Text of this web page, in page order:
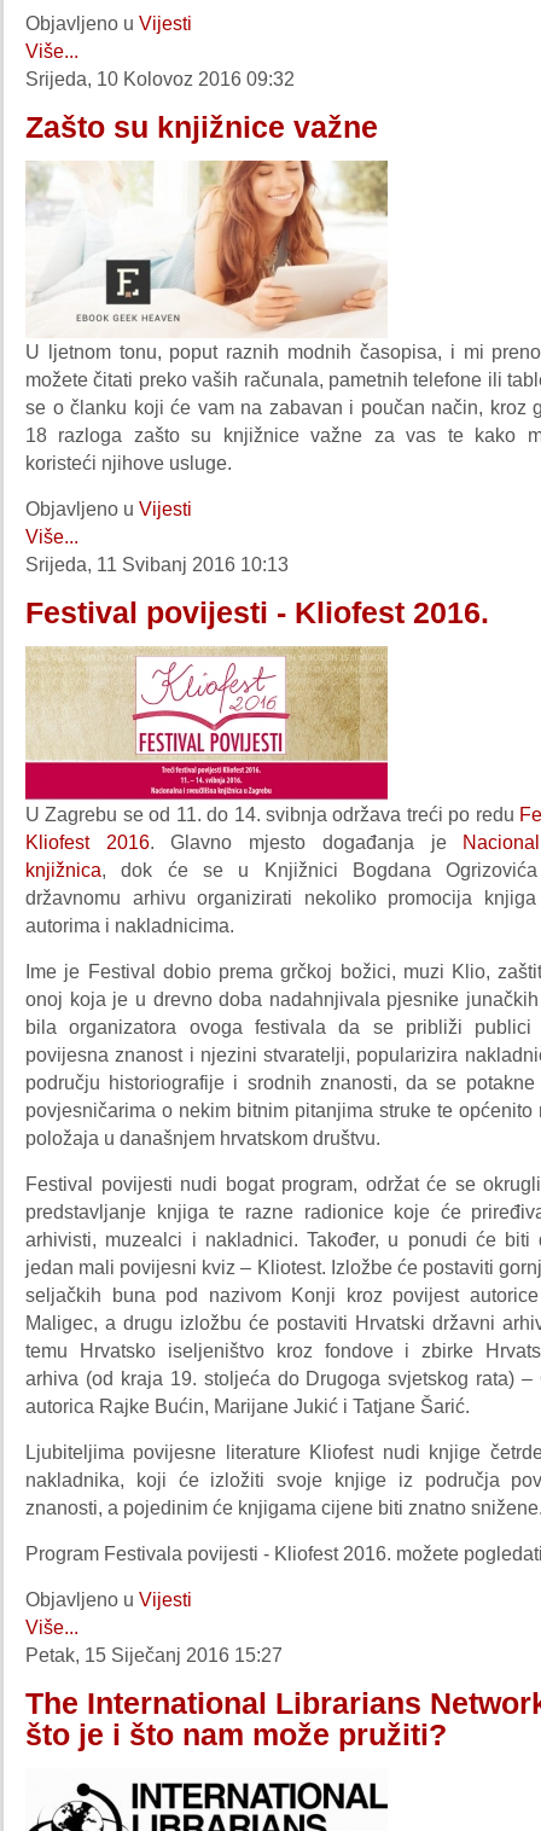
Objavljeno u Vijesti
Više...
Srijeda, 10 Kolovoz 2016 09:32
Zašto su knjižnice važne
U ljetnom tonu, poput raznih modnih časopisa, i mi
možete čitati preko vaših računala, pametnih telefone ili
se o članku koji će vam na zabavan i poučan način, kroz
18 razloga zašto su knjižnice važne za vas te kako
koristeći njihove usluge.
Objavljeno u Vijesti
Više...
Srijeda, 11 Svibanj 2016 10:13
Festival povijesti - Kliofest 2016.
U Zagrebu se od 11. do 14. svibnja održava treći po redu
Kliofest 2016. Glavno mjesto događanja je
knjižnica, dok će se u Knjižnici Bogdana
državnomu arhivu organizirati nekoliko promocija
autorima i nakladnicima.
Ime je Festival dobio prema grčkoj božici, muzi Klio,
onoj koja je u drevno doba nadahnjivala pjesnike
bila organizatora ovoga festivala da se približi publici
povijesna znanost i njezini stvaratelji, popularizira
području historiografije i srodnih znanosti, da se potakne
povjesničarima o nekim bitnim pitanjima struke te općenito
položaja u današnjem hrvatskom društvu.
Festival povijesti nudi bogat program, održat će se
predstavljanje knjiga te razne radionice koje će
arhivisti, muzealci i nakladnici. Također, u ponudi će biti
jedan mali povijesni kviz – Kliotest. Izložbe će postaviti
seljačkih buna pod nazivom Konji kroz povijest
Maligec, a drugu izložbu će postaviti Hrvatski državni
temu Hrvatsko iseljeništvo kroz fondove i zbirke
arhiva (od kraja 19. stoljeća do Drugoga svjetskog rata) –
autorica Rajke Bućin, Marijane Jukić i Tatjane Šarić.
Ljubiteljima povijesne literature Kliofest nudi knjige
nakladnika, koji će izložiti svoje knjige iz područja
znanosti, a pojedinim će knjigama cijene biti znatno
Program Festivala povijesti - Kliofest 2016. možete
Objavljeno u Vijesti
Više...
Petak, 15 Siječanj 2016 15:27
The International Librarians
što je i što nam može pružiti?